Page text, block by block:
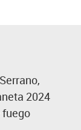
2024
fuego